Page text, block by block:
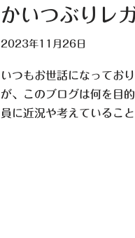
かいつぶりレ
2023年11月26日
いつもお世話になってお
が、このブログは何を目
員に近況や考えているこ